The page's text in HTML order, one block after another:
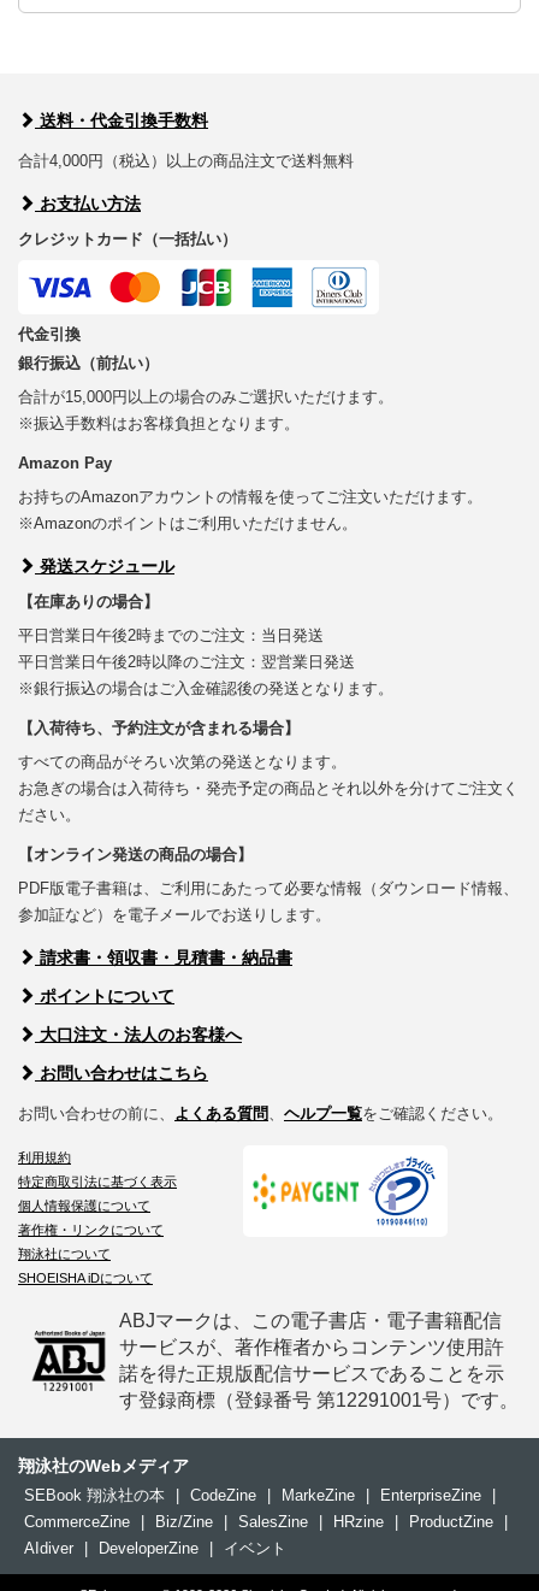
送料・代金引換手数料
合計4,000円（税込）以上の商品注文で送料無料
お支払い方法
クレジットカード（一括払い）
代金引換
銀行振込（前払い）
合計が15,000円以上の場合のみご選択いただけます。
※振込手数料はお客様負担となります。
Amazon Pay
お持ちのAmazonアカウントの情報を使ってご注文いただけます。
※Amazonのポイントはご利用いただけません。
発送スケジュール
【在庫ありの場合】
平日営業日午後2時までのご注文：当日発送
平日営業日午後2時以降のご注文：翌営業日発送
※銀行振込の場合はご入金確認後の発送となります。
【入荷待ち、予約注文が含まれる場合】
すべての商品がそろい次第の発送となります。
お急ぎの場合は入荷待ち・発売予定の商品とそれ以外を分けてご注文く
ださい。
【オンライン発送の商品の場合】
PDF版電子書籍は、ご利用にあたって必要な情報（ダウンロード情報、
参加証など）を電子メールでお送りします。
請求書・領収書・見積書・納品書
ポイントについて
大口注文・法人のお客様へ
お問い合わせはこちら
お問い合わせの前に、 よくある質問、 ヘルプ一覧をご確認ください。
利用規約
特定商取引法に基づく表示
個人情報保護について
著作権・リンクについて
翔泳社について
SHOEISHA iDについて
ABJマークは、この電子書店・電子書籍配信
サービスが、著作権者からコンテンツ使用許
諾を得た正規版配信サービスであることを示
す登録商標（登録番号 第12291001号）です。
翔泳社のWebメディア
SEBook 翔泳社の本 CodeZine MarkeZine EnterpriseZine
CommerceZine
Biz/Zine SalesZine HRzine ProductZine
AIdiver
DeveloperZine イベント